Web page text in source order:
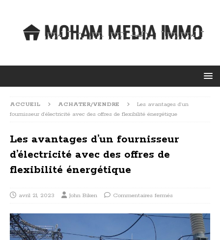
ACCUEIL ACHATER/VENDRE
Les avantages d’un
fournisseur d’électricité avec des offres de flexibilité énergétique
Les avantages d’un fournisseur
d’électricité avec des offres de
flexibilité énergétique
avril 21, 2023 John Biken Commentaires fermés